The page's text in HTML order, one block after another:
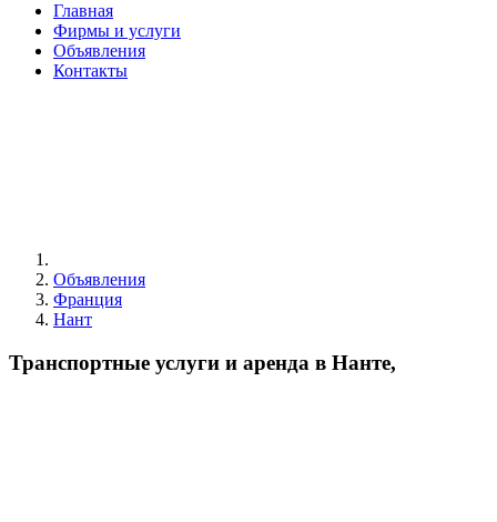
Главная
Фирмы и услуги
Объявления
Контакты
Объявления
Франция
Нант
Транспортные услуги и аренда в Нанте,